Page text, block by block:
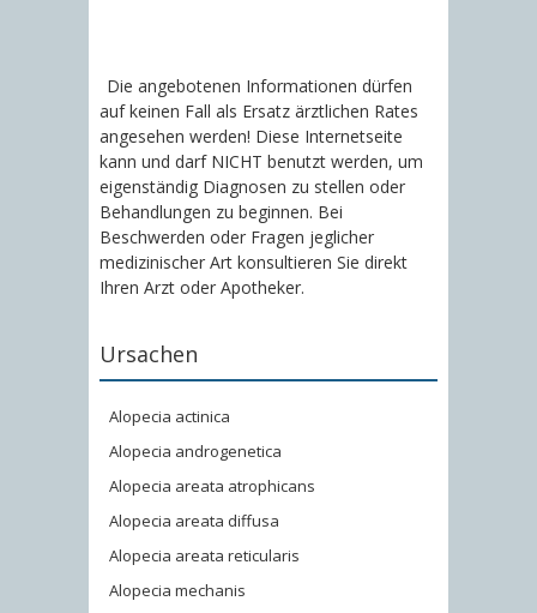
Die angebotenen Informationen dürfen
auf keinen Fall als Ersatz ärztlichen Rates
angesehen werden! Diese Internetseite
kann und darf NICHT benutzt werden, um
eigenständig Diagnosen zu stellen oder
Behandlungen zu beginnen. Bei
Beschwerden oder Fragen jeglicher
medizinischer Art konsultieren Sie direkt
Ihren Arzt oder Apotheker.
Ursachen
Alopecia actinica
Alopecia androgenetica
Alopecia areata atrophicans
Alopecia areata diffusa
Alopecia areata reticularis
Alopecia mechanis